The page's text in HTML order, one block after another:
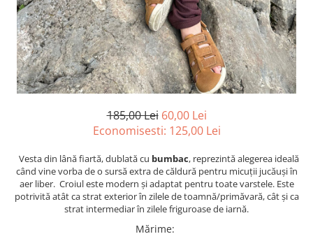
185,00 Lei 60,00 Lei
Economisesti: 125,00 Lei
Vesta din lână fiartă, dublată cu bumbac, reprezintă alegerea ideală
când vine vorba de o sursă extra de căldură pentru micuții jucăuși în
aer liber. Croiul este modern și adaptat pentru toate varstele. Este
potrivită atât ca strat exterior în zilele de toamnă/primăvară, cât și ca
strat intermediar în zilele friguroase de iarnă.
Mărime: